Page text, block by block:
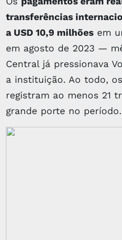
transferências
a USD 10,9 milhões em
em agosto de 2023 —
Central já pressionava
a instituição. Ao todo,
registram ao menos 21
grande porte no período.